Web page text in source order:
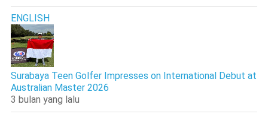
ENGLISH
Surabaya Teen Golfer Impresses on International Debut at
Australian Master 2026
3 bulan yang lalu